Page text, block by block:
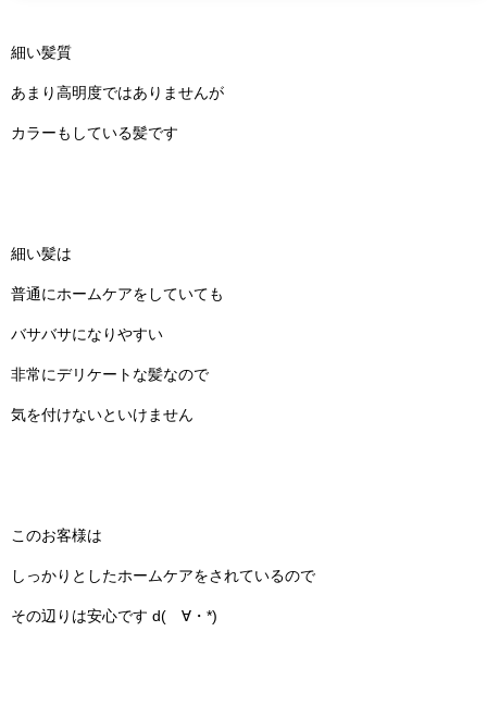
細い髪質
あまり高明度ではありませんが
カラーもしている髪です
細い髪は
普通にホームケアをしていても
バサバサになりやすい
非常にデリケートな髪なので
気を付けないといけません
このお客様は
しっかりとしたホームケアをされているので
その辺りは安心です d(ゝ∀・*)